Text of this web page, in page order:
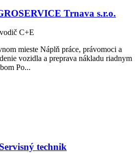
Trnava s.r.o.
vodič C+E
mieste Náplň práce, právomoci a
vozidla a preprava nákladu riadnym
Po...
technik